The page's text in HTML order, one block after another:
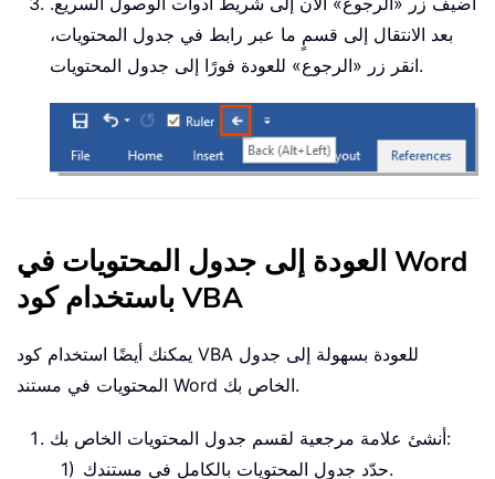
بعد الانتقال إلى قسمٍ ما عبر رابط في جدول المحتويات،
انقر زر «الرجوع» للعودة فورًا إلى جدول المحتويات.
العودة إلى جدول المحتويات في Word
باستخدام كود VBA
يمكنك أيضًا استخدام كود VBA للعودة بسهولة إلى جدول
المحتويات في مستند Word الخاص بك.
أنشئ علامة مرجعية لقسم جدول المحتويات الخاص بك:
حدّد جدول المحتويات بالكامل في مستندك.